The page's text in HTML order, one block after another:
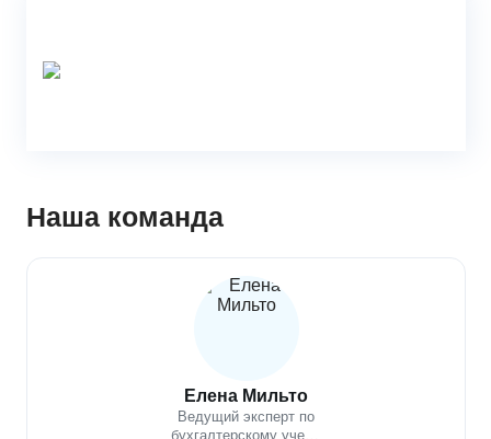
Наша команда
Елена Мильто
Ведущий эксперт по
бухгалтерскому учету,